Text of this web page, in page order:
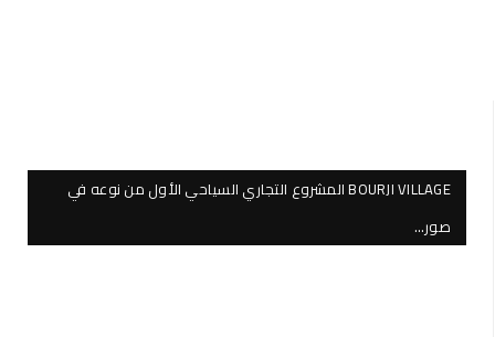
BOURJI VILLAGE المشروع التجاري السياحي الأول من نوعه في
صور…